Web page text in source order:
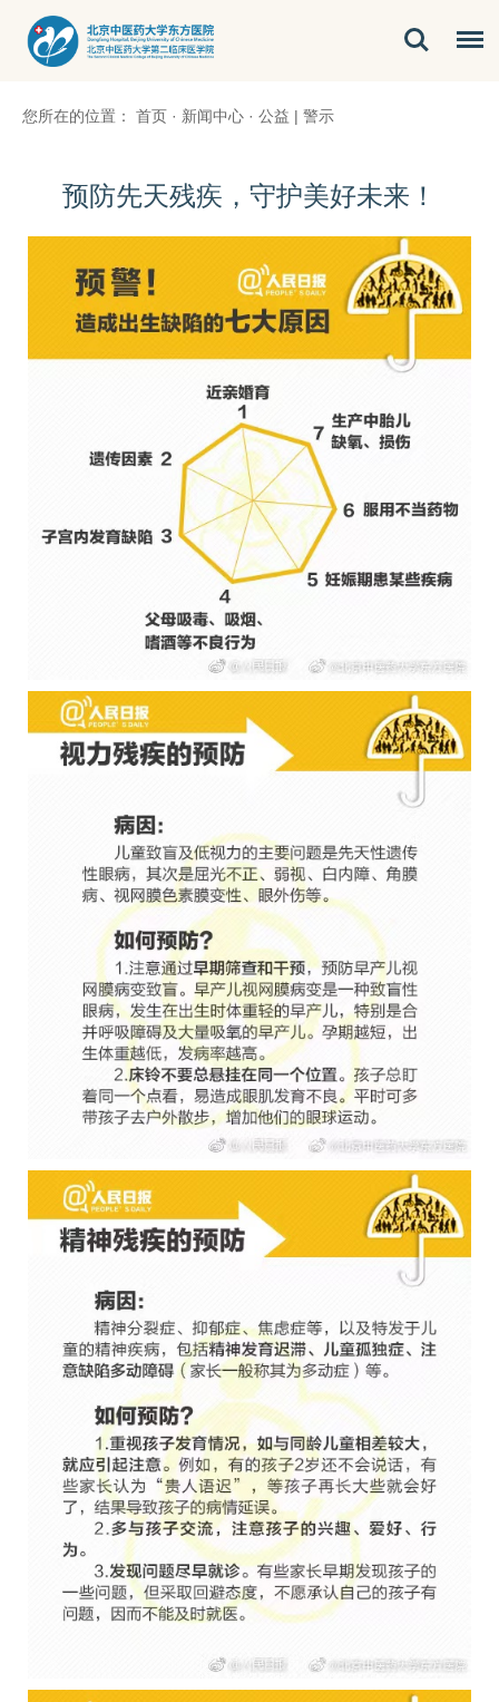
您所在的位置： 首页 · 新闻中心 · 公益 | 警示
预防先天残疾，守护美好未来！